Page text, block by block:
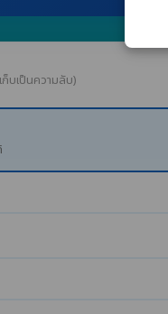
บเป็นความลับ)